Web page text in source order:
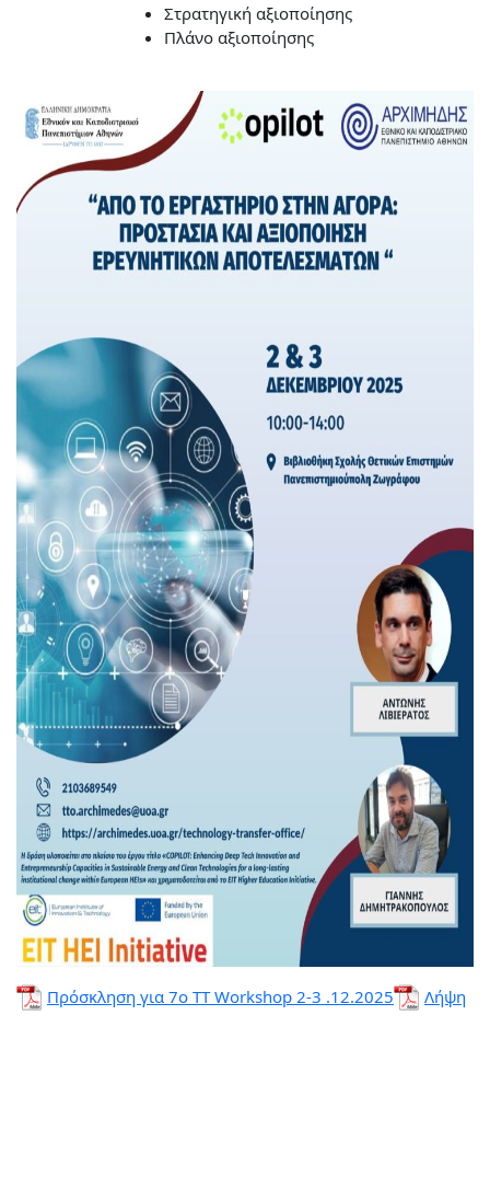
Στρατηγική αξιοποίησης
Πλάνο αξιοποίησης
Πρόσκληση για 7ο ΤΤ Workshop 2-3 .12.2025 Λήψη